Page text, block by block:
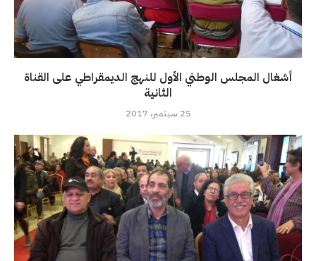
أشغال المجلس الوطني الأول للنهج الديمقراطي على القناة
الثانية
25 سبتمبر، 2017